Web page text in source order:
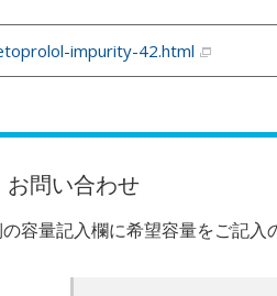
impurity-42.html
お問い合わせ
容量記入欄に希望容量をご記入